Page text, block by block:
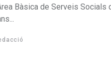
Bàsica de Serveis Socials